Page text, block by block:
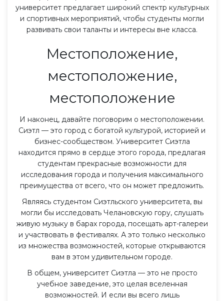
университет предлагает широкий спектр культурных
и спортивных мероприятий, чтобы студенты могли
развивать свои таланты и интересы вне класса.
Местоположение,
местоположение,
местоположение
И наконец, давайте поговорим о местоположении.
Сиэтл — это город с богатой культурой, историей и
бизнес-сообществом. Университет Сиэтла
находится прямо в сердце этого города, предлагая
студентам прекрасные возможности для
исследования города и получения максимального
преимущества от всего, что он может предложить.
Являясь студентом Сиэтльского университета, вы
могли бы исследовать Челановскую гору, слушать
живую музыку в барах города, посещать арт-галереи
и участвовать в фестивалях. А это только несколько
из множества возможностей, которые открываются
вам в этом удивительном городе.
В общем, университет Сиэтла — это не просто
учебное заведение, это целая вселенная
возможностей. И если вы всего лишь